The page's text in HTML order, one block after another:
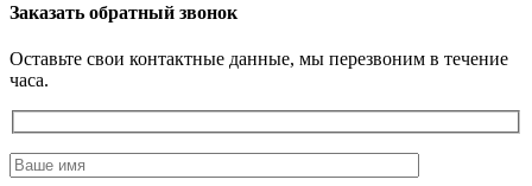
Заказать обратный звонок
Оставьте свои контактные данные, мы перезвоним в течение
часа.